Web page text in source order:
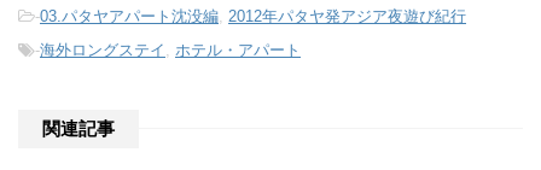
-03.パタヤアパート沈没編, 2012年パタヤ発アジア夜遊び紀行
-海外ロングステイ , ホテル・アパート
関連記事